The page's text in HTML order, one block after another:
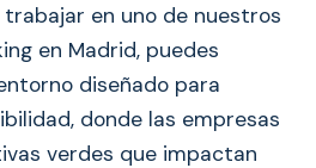
en uno de nuestros
en Madrid, puedes
diseñado para
donde las empresas
verdes que impactan